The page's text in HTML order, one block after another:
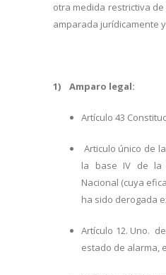
otra medida restrictiva
amparada jurídicamente
1) Amparo legal:
Artículo 43
Articulo único de
la base IV de la
Nacional (cuya
ha sido derogada
Artículo 12. Uno.
estado de alarma,